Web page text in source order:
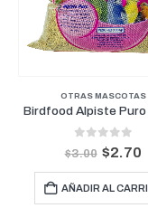
OTRAS MASCOTAS
Birdfood Alpiste
out of 5
$3.00 $2.70
AÑADIR AL